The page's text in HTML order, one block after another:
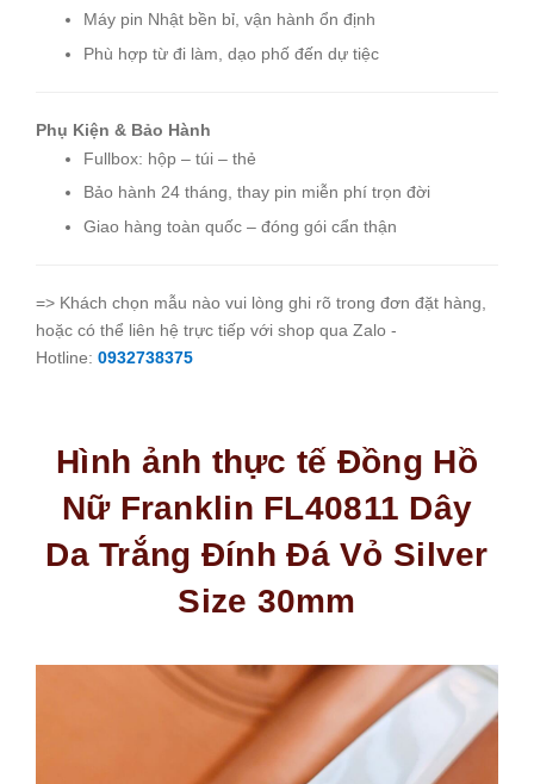
Máy pin Nhật bền bỉ, vận hành ổn định
Phù hợp từ đi làm, dạo phố đến dự tiệc
Phụ Kiện & Bảo Hành
Fullbox: hộp – túi – thẻ
Bảo hành 24 tháng, thay pin miễn phí trọn đời
Giao hàng toàn quốc – đóng gói cẩn thận
=> Khách chọn mẫu nào vui lòng ghi rõ trong đơn đặt hàng,
hoặc có thể liên hệ trực tiếp với shop qua Zalo -
Hotline: 0932738375
Hình ảnh thực tế Đồng Hồ
Nữ Franklin FL40811 Dây
Da Trắng Đính Đá Vỏ Silver
Size 30mm